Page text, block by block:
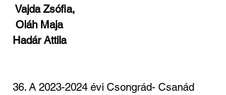
Vajda Zsófia,
Oláh Maja
Hadár Attila
36. A 2023-2024 évi Csongrád- Csanád